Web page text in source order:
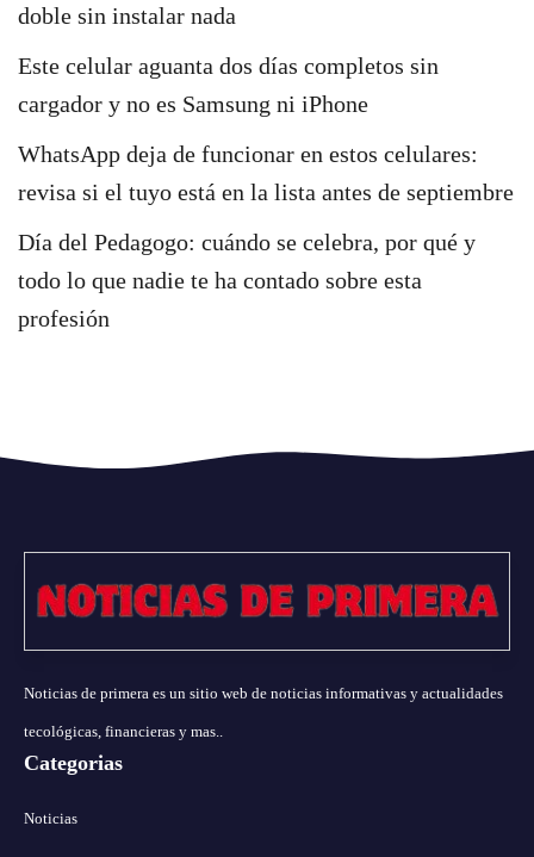
doble sin instalar nada
Este celular aguanta dos días completos sin
cargador y no es Samsung ni iPhone
WhatsApp deja de funcionar en estos celulares:
revisa si el tuyo está en la lista antes de septiembre
Día del Pedagogo: cuándo se celebra, por qué y
todo lo que nadie te ha contado sobre esta
profesión
Noticias de primera es un sitio web de noticias informativas y actualidades
tecológicas, financieras y mas..
Categorias
Noticias